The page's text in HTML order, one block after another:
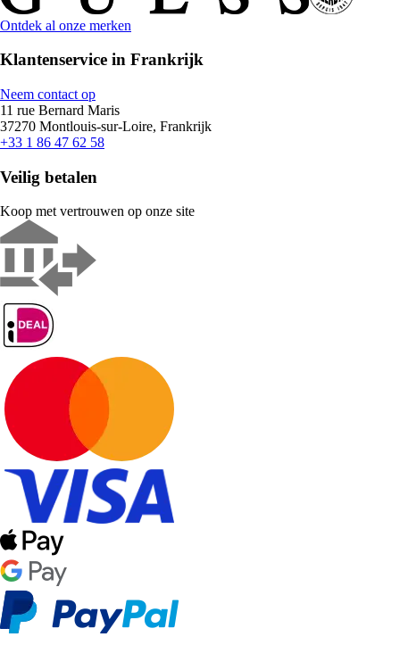
Ontdek al onze merken
Klantenservice in Frankrijk
Neem contact op
11 rue Bernard Maris
37270 Montlouis-sur-Loire, Frankrijk
+33 1 86 47 62 58
Veilig betalen
Koop met vertrouwen op onze site